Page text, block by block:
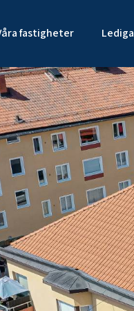
fastigheter